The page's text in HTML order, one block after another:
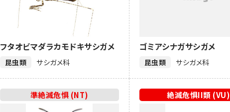
昆虫類
フタオビマダラカモドキサシガメ
サシガメ科 昆虫類
ゴミアシナガサシガメ
サシガメ科
準絶滅危惧 (NT) 絶滅危惧II類 (VU)